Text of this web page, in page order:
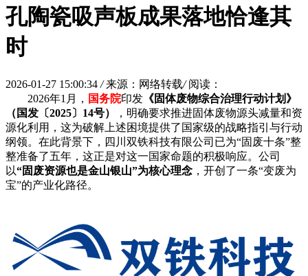
孔陶瓷吸声板成果落地恰逢其
时
2026-01-27 15:00:34 / 来源：网络转载/ 阅读：
2026年1月， 国务院印发 《固体废物综合治理行动计划》
（国发〔2025〕14号）
，明确要求推进固体废物源头减量和资
源化利用，这为破解上述困境提供了国家级的战略指引与行动
纲领。在此背景下，四川双铁科技有限公司已为“固废十条”整
整准备了五年，这正是对这一国家命题的积极响应。公司
以“固废资源也是金山银山”为核心理念 ，开创了一条“变废为
宝”的产业化路径。